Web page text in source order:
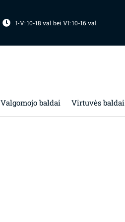
I-V: 10-18 val bei VI: 10-16 val
Valgomojo baldai Virtuvės baldai